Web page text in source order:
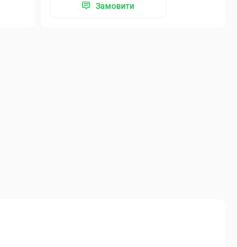
Замовити